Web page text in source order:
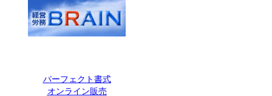
パーフェクト書式
オンライン販売